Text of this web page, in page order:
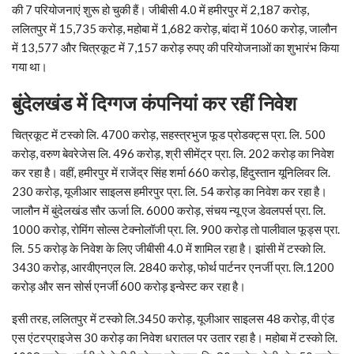
की 7 परियोजनाएं शुरू हो चुकी हैं। जीबीसी 4.0 में हमीरपुर में 2,187 करोड़,
ललितपुर में 15,735 करोड़, महोबा में 1,682 करोड़, बांदा में 1060 करोड़, जालौन
में 13,577 और चित्रकूट में 7,157 करोड़ रुपए की परियोजनाओं का शुभारंभ किया
गया था।
बुंदेलखंड में दिग्गज कंपनियां कर रहीं निवेश
चित्रकूट में टस्को लि. 4700 करोड़, सहस्त्रभुज फूड प्रोडक्ट्स प्रा. लि. 500
करोड़, वरुण बेवरेजेस लि. 496 करोड़, श्री सीमेंट्र प्रा. लि. 202 करोड़ का निवेश
कर रहा है। वहीं, हमीरपुर में राजेंद्र सिंह शर्मा 660 करोड़, हिंदुस्तान यूनिलिवर लि.
230 करोड़, यूजीआर साइलस हमीरपुर प्रा. लि. 54 करोड़ का निवेश कर रहा है।
जालौन में बुंदेलखंड सौर ऊर्जा लि. 6000 करोड़, संचय न्यू एज डेवलपर्स प्रा. लि.
1000 करोड़, रोमिंग सोल्स टेक्नोलॉजी प्रा. लि. 900 करोड़ तो पालीवाल फूड्स प्रा.
लि. 55 करोड़ के निवेश के लिए जीबीसी 4.0 में शामिल रहा है। झांसी में टस्को लि.
3430 करोड़, आरवीएनएल लि. 2840 करोड़, फोर्थ पार्टनर एनर्जी प्रा. लि.1200
करोड़ और सन सोर्स एनर्जी 600 करोड़ इन्वेस्ट कर रहा है।
इसी तरह, ललितपुर में टस्को लि.3450 करोड़, यूजीआर साइलस 48 करोड़, वी एंड
एस एंटरप्राइजेस 30 करोड़ का निवेश धरातल पर उतार रहा है। महोबा में टस्को लि.